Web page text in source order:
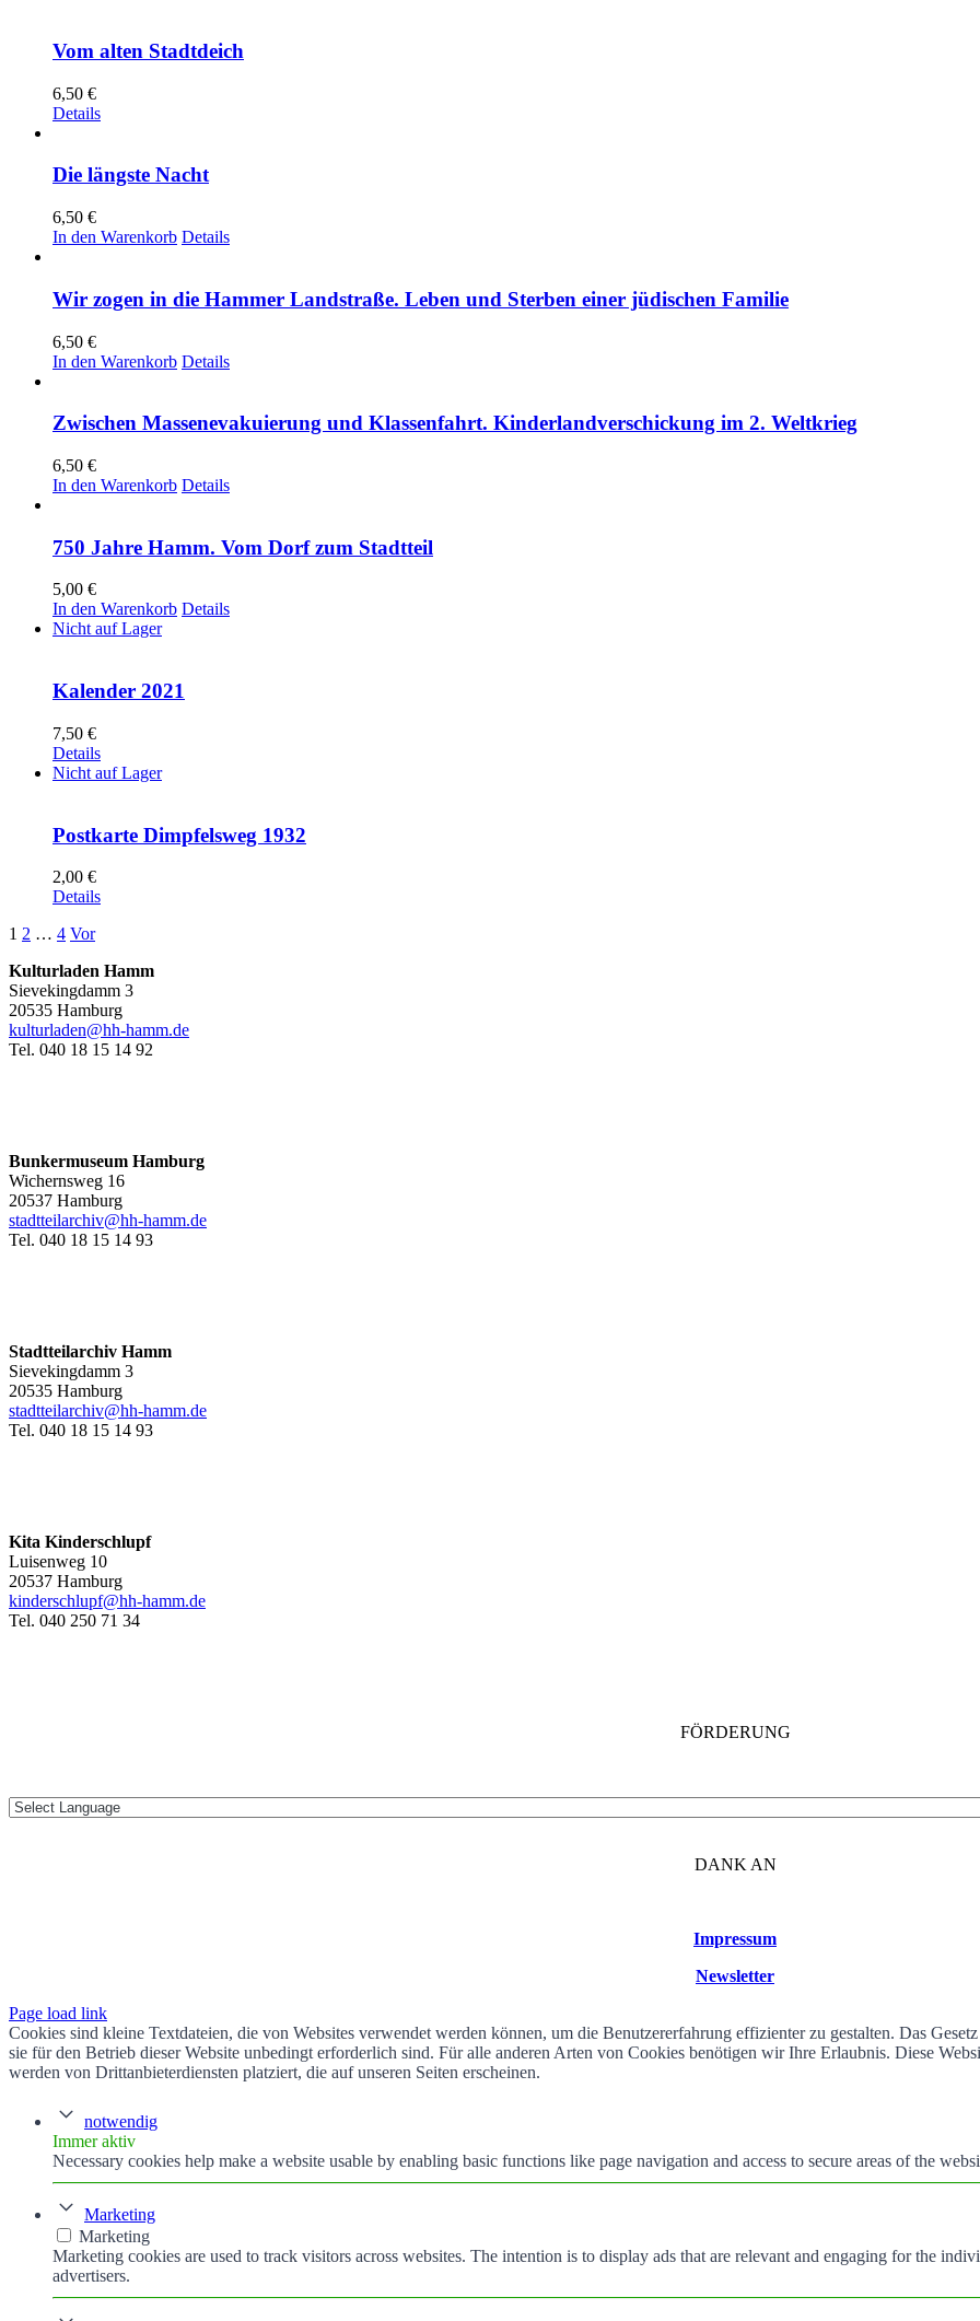
Vom alten Stadtdeich
6,50 €
Details
Die längste Nacht
6,50 €
In den Warenkorb Details
Wir zogen in die Hammer Landstraße. Leben und Sterben einer jüdischen Familie
6,50 €
In den Warenkorb Details
Zwischen Massenevakuierung und Klassenfahrt. Kinderlandverschickung im 2. Weltkrieg
6,50 €
In den Warenkorb Details
750 Jahre Hamm. Vom Dorf zum Stadtteil
5,00 €
In den Warenkorb Details
Nicht auf Lager
Kalender 2021
7,50 €
Details
Nicht auf Lager
Postkarte Dimpfelsweg 1932
2,00 €
Details
1 2 … 4 Vor
Kulturladen Hamm
Sievekingdamm 3
20535 Hamburg
kulturladen@hh-hamm.de
Tel. 040 18 15 14 92
Bunkermuseum Hamburg
Wichernsweg 16
20537 Hamburg
stadtteilarchiv@hh-hamm.de
Tel. 040 18 15 14 93
Stadtteilarchiv Hamm
Sievekingdamm 3
20535 Hamburg
stadtteilarchiv@hh-hamm.de
Tel. 040 18 15 14 93
Kita Kinderschlupf
Luisenweg 10
20537 Hamburg
kinderschlupf@hh-hamm.de
Tel. 040 250 71 34
FÖRDERUNG
DANK AN
Impressum
Newsletter
Page load link
Cookies sind kleine Textdateien, die von Websites verwendet werden können, um die Benutzererfahrung effizienter zu gestalten. Das
sie für den Betrieb dieser Website unbedingt erforderlich sind. Für alle anderen Arten von Cookies benötigen wir Ihre Erlaubnis. Diese
werden von Drittanbieterdiensten platziert, die auf unseren Seiten erscheinen.
notwendig
Immer aktiv
Necessary cookies help make a website usable by enabling basic functions like page navigation and access to secure areas of the
Marketing
Marketing
Marketing cookies are used to track visitors across websites. The intention is to display ads that are relevant and engaging for the
advertisers.